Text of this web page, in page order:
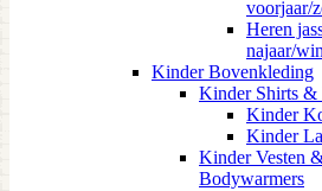
voorjaar/
Heren
najaar/
Kinder Bovenkleding
Kinder Shirts &
Kinder
Kinder
Kinder Vesten
Bodywarmers